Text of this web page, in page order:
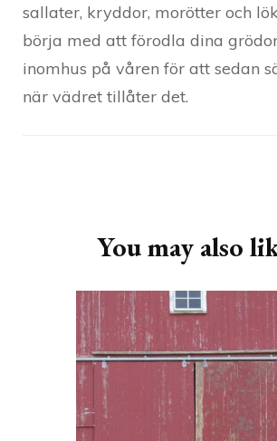
sallater, kryddor, morötter och
börja med att förodla dina
inomhus på våren för att sedan
när vädret tillåter det.
You may also